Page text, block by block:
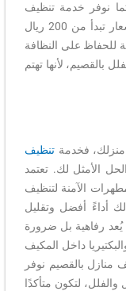
نوفر خدمة تنظيف
مخصصة حسب حجم الفيلا وعدد الغرف. الأسعار تبدأ من 200 ريال
للحفاظ على النظافة
بالقصيم، لأنها تهتم
فخدمة تنظيف
الأمثل لك. تعتمد
الآمنة لتنظيف
أداءً أفضل وتقليل
يُعد رفاهية بل ضرورة
داخل المكيف
بالقصيم نوفر
لتكون متأكدًا